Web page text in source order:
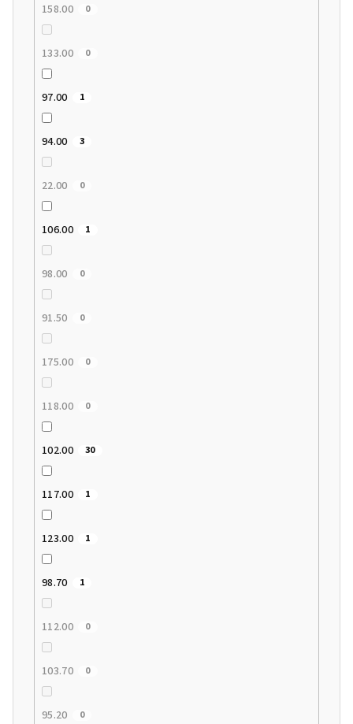
158.00 0
133.00 0
97.00 1
94.00 3
22.00 0
106.00 1
98.00 0
91.50 0
175.00 0
118.00 0
102.00 30
117.00 1
123.00 1
98.70 1
112.00 0
103.70 0
95.20 0